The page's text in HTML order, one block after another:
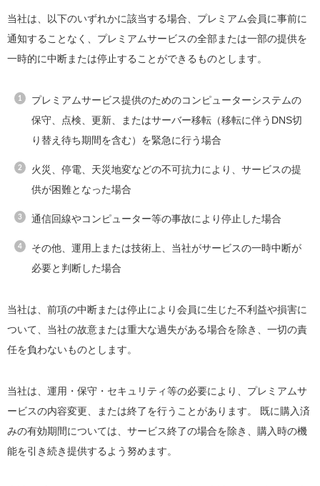
当社は、以下のいずれかに該当する場合、プレミアム会員に事前に
通知することなく、プレミアムサービスの全部または一部の提供を
一時的に中断または停止することができるものとします。
プレミアムサービス提供のためのコンピューターシステムの
保守、点検、更新、またはサーバー移転（移転に伴うDNS切
り替え待ち期間を含む）を緊急に行う場合
火災、停電、天災地変などの不可抗力により、サービスの提
供が困難となった場合
通信回線やコンピューター等の事故により停止した場合
その他、運用上または技術上、当社がサービスの一時中断が
必要と判断した場合
当社は、前項の中断または停止により会員に生じた不利益や損害に
ついて、当社の故意または重大な過失がある場合を除き、一切の責
任を負わないものとします。
当社は、運用・保守・セキュリティ等の必要により、プレミアムサ
ービスの内容変更、または終了を行うことがあります。 既に購入済
みの有効期間については、サービス終了の場合を除き、購入時の機
能を引き続き提供するよう努めます。